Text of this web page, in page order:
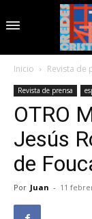
Inicio Revista de
Revista de prensa
OTRO
Jesús
de
Por Juan - 11